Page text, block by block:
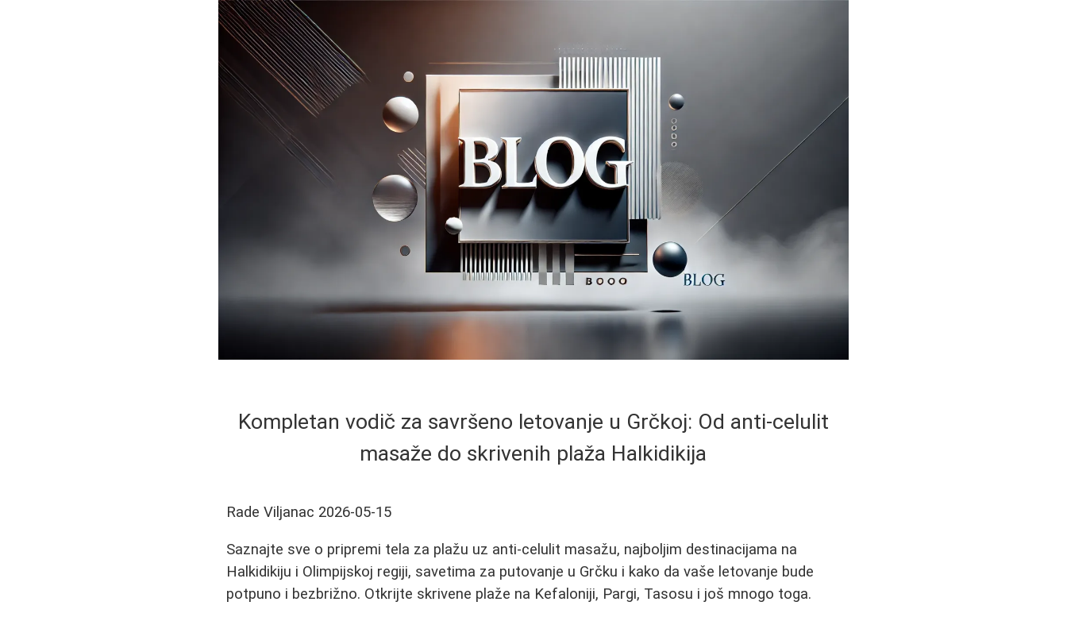
Kompletan vodič za savršeno letovanje u Grčkoj: Od anti-celulit
masaže do skrivenih plaža Halkidikija
Rade Viljanac 2026-05-15
Saznajte sve o pripremi tela za plažu uz anti-celulit masažu, najboljim destinacijama na
Halkidikiju i Olimpijskoj regiji, savetima za putovanje u Grčku i kako da vaše letovanje bude
potpuno i bezbrižno. Otkrijte skrivene plaže na Kefaloniji, Pargi, Tasosu i još mnogo toga.